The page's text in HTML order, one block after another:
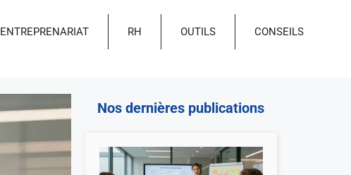
ENTREPRENARIAT RH OUTILS CONSEILS
Nos dernières publications